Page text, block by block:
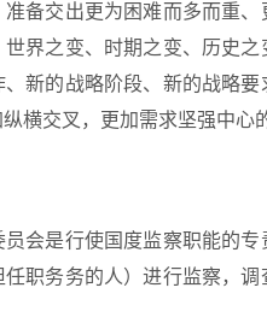
备交出更为困难而多而重
界之变、时期之变、历史
新的战略阶段、新的战略
横交叉，更加需求坚强中心
会是行使国度监察职能的专
任职务务的人）进行监察，